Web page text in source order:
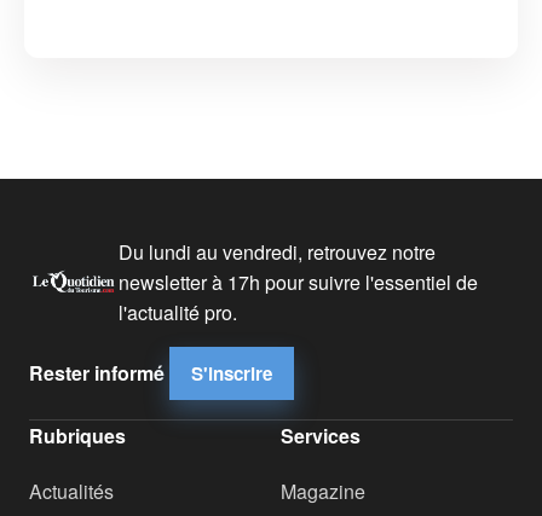
Du lundi au vendredi, retrouvez notre
newsletter à 17h pour suivre l'essentiel de
l'actualité pro.
Rester informé S'inscrire
Rubriques
Actualités
Services
Magazine